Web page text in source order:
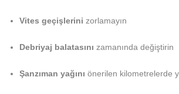
Vites geçişlerini zorlamayın
Debriyaj balatasını zamanında değiştirin
Şanzıman yağını önerilen kilometrelerde